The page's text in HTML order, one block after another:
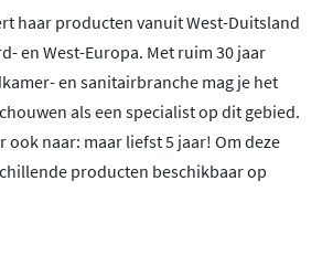
haar producten vanuit West-Duitsland
en West-Europa. Met ruim 30 jaar
en sanitairbranche mag je het
als een specialist op dit gebied.
ook naar: maar liefst 5 jaar! Om deze
producten beschikbaar op